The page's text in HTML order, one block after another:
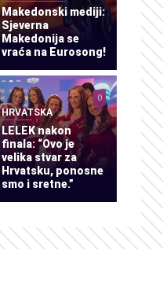
Makedonski mediji:
Sjeverna
Makedonija se
vraća na Eurosong!
HRVATSKA
LELEK nakon
finala: “Ovo je
velika stvar za
Hrvatsku, ponosne
smo i sretne.”
0